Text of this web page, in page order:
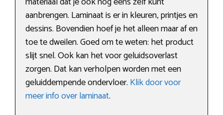
aanbrengen. Laminaat is er in kleuren, printjes en
dessins. Bovendien hoef je het alleen maar af en
toe te dweilen. Goed om te weten: het product
slijt snel. Ook kan het voor geluidsoverlast
zorgen. Dat kan verholpen worden met een
geluiddempende ondervloer. Klik door voor
meer info over laminaat.